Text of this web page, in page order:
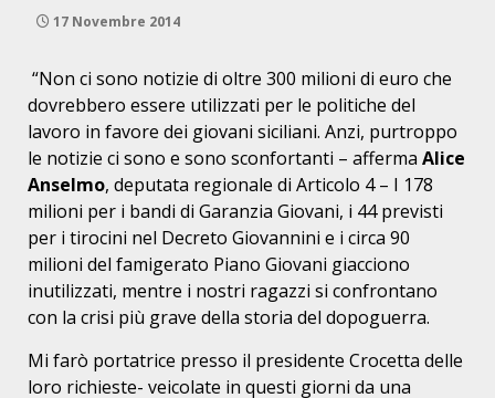
17 Novembre 2014
“Non ci sono notizie di oltre 300 milioni di euro che
dovrebbero essere utilizzati per le politiche del
lavoro in favore dei giovani siciliani. Anzi, purtroppo
le notizie ci sono e sono sconfortanti – afferma Alice
Anselmo, deputata regionale di Articolo 4 – I 178
milioni per i bandi di Garanzia Giovani, i 44 previsti
per i tirocini nel Decreto Giovannini e i circa 90
milioni del famigerato Piano Giovani giacciono
inutilizzati, mentre i nostri ragazzi si confrontano
con la crisi più grave della storia del dopoguerra.
Mi farò portatrice presso il presidente Crocetta delle
loro richieste- veicolate in questi giorni da una